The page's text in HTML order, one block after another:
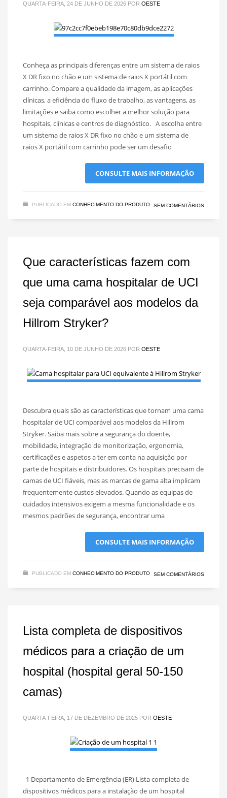
QUARTA-FEIRA, 24 DE JUNHO DE 2026 POR OESTE
Conheça as principais diferenças entre um sistema de raios
X DR fixo no chão e um sistema de raios X portátil com
carrinho. Compare a qualidade da imagem, as aplicações
clínicas, a eficiência do fluxo de trabalho, as vantagens, as
limitações e saiba como escolher a melhor solução para
hospitais, clínicas e centros de diagnóstico. A escolha entre
um sistema de raios X DR fixo no chão e um sistema de
raios X portátil com carrinho pode ser um desafio
CONSULTE MAIS INFORMAÇÃO
PUBLICADO EM CONHECIMENTO DO PRODUTO SEM COMENTÁRIOS
Que características fazem com
que uma cama hospitalar de UCI
seja comparável aos modelos da
Hillrom Stryker?
QUARTA-FEIRA, 10 DE JUNHO DE 2026 POR OESTE
Descubra quais são as características que tornam uma cama
hospitalar de UCI comparável aos modelos da Hillrom
Stryker. Saiba mais sobre a segurança do doente,
mobilidade, integração de monitorização, ergonomia,
certificações e aspetos a ter em conta na aquisição por
parte de hospitais e distribuidores. Os hospitais precisam de
camas de UCI fiáveis, mas as marcas de gama alta implicam
frequentemente custos elevados. Quando as equipas de
cuidados intensivos exigem a mesma funcionalidade e os
mesmos padrões de segurança, encontrar uma
CONSULTE MAIS INFORMAÇÃO
PUBLICADO EM CONHECIMENTO DO PRODUTO SEM COMENTÁRIOS
Lista completa de dispositivos
médicos para a criação de um
hospital (hospital geral 50-150
camas)
QUARTA-FEIRA, 17 DE DEZEMBRO DE 2025 POR OESTE
1 Departamento de Emergência (ER) Lista completa de
dispositivos médicos para a instalação de um hospital